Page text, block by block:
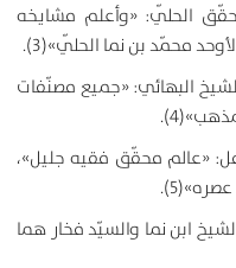
الحلّي: «وأعلم مشايخه
محمّد بن نما الحلّي»(3).
البهائي: «جميع مصنّفات
«عالم محقّق فقيه جليل»،
ابن نما والسيّد فخار هما